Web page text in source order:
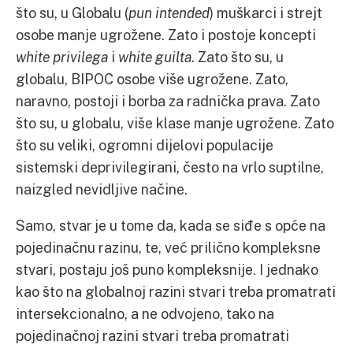
što su, u Globalu (pun intended) muškarci i strejt
osobe manje ugrožene. Zato i postoje koncepti
white privilega i white guilta. Zato što su, u
globalu, BIPOC osobe više ugrožene. Zato,
naravno, postoji i borba za radnička prava. Zato
što su, u globalu, više klase manje ugrožene. Zato
što su veliki, ogromni dijelovi populacije
sistemski deprivilegirani, često na vrlo suptilne,
naizgled nevidljive načine.
Samo, stvar je u tome da, kada se siđe s opće na
pojedinačnu razinu, te, već prilično kompleksne
stvari, postaju još puno kompleksnije. I jednako
kao što na globalnoj razini stvari treba promatrati
intersekcionalno, a ne odvojeno, tako na
pojedinačnoj razini stvari treba promatrati